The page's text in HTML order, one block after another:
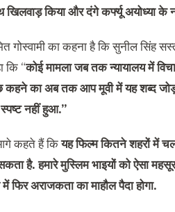
खिलवाड़ किया और दंगे कर्फ्यू अयोध्या के
गोस्वामी का कहना है कि सुनील सिंह
कि “कोई मामला जब तक न्यायालय में
का अब तक आप मूवी में यह शब्द जोड़
नहीं हुआ.”
कहते हैं कियह फिल्म कितने शहरों में
है. हमारे मुस्लिम भाइयों को ऐसा
फिर अराजकता का माहौल पैदा होगा.